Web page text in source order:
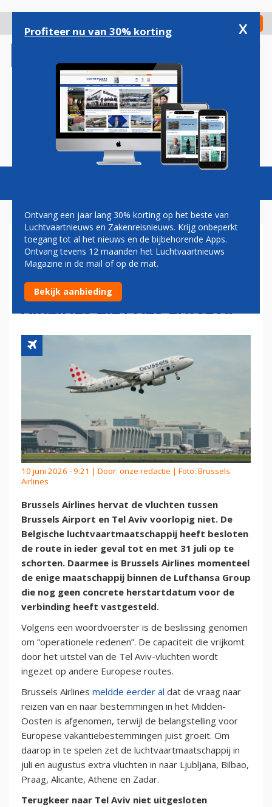
gaan
Check in
Magazine Podcasts Vacatures
LUFTHANSA GROUP WIL
WEER NAAR TEL AVIV, MAAR
DOCHTER BRUSSELS
AIRLINES ZIET ALS ENIGE AF
10 juni 2026 - 9:21 | Door: onze redactie | Foto: Brussels
Airlines
Brussels Airlines hervat de vluchten tussen
Brussels Airport en Tel Aviv voorlopig niet. De
Belgische luchtvaartmaatschappij heeft besloten
de route in ieder geval tot en met 31 juli op te
schorten. Daarmee is Brussels Airlines momenteel
de enige maatschappij binnen de Lufthansa Group
die nog geen concrete herstartdatum voor de
verbinding heeft vastgesteld.
Volgens een woordvoerster is de beslissing genomen
om “operationele redenen”. De capaciteit die vrijkomt
door het uitstel van de Tel Aviv-vluchten wordt
ingezet op andere Europese routes.
Brussels Airlines meldde eerder al dat de vraag naar
reizen van en naar bestemmingen in het Midden-
Oosten is afgenomen, terwijl de belangstelling voor
Europese vakantiebestemmingen juist groeit. Om
daarop in te spelen zet de luchtvaartmaatschappij in
juli en augustus extra vluchten in naar Ljubljana, Bilbao,
Praag, Alicante, Athene en Zadar.
Terugkeer naar Tel Aviv niet uitgesloten
Profiteer nu van 30% korting x
Ontvang een jaar lang 30% korting op het beste van
Luchtvaartnieuws en Zakenreisnieuws. Krijg onbeperkt
toegang tot al het nieuws en de bijbehorende Apps.
Ontvang tevens 12 maanden het Luchtvaartnieuws
Magazine in de mail of op de mat.
Bekijk aanbieding